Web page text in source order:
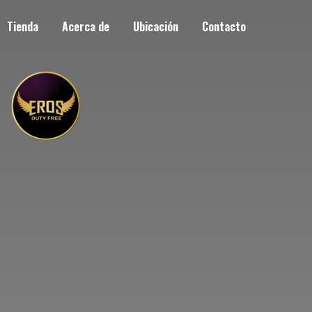
Tienda Acerca de Ubicación Contacto